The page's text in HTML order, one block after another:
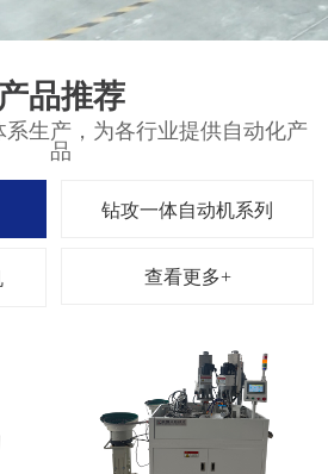
产品推荐
系生产，为各行业提供自动化产
品
钻攻一体自动机系列
查看更多+